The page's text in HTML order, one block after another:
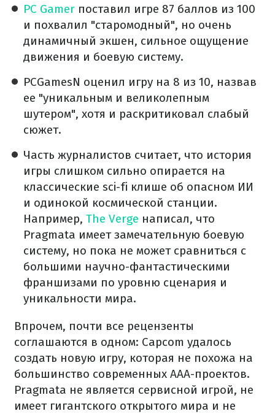
PC Gamer поставил игре 87 баллов из 100
и похвалил "старомодный", но очень
динамичный экшен, сильное ощущение
движения и боевую систему.
PCGamesN оценил игру на 8 из 10, назвав
ее "уникальным и великолепным
шутером", хотя и раскритиковал слабый
сюжет.
Часть журналистов считает, что история
игры слишком сильно опирается на
классические sci-fi клише об опасном ИИ
и одинокой космической станции.
Например, The Verge написал, что
Pragmata имеет замечательную боевую
систему, но пока не может сравниться с
большими научно-фантастическими
франшизами по уровню сценария и
уникальности мира.
Впрочем, почти все рецензенты
соглашаются в одном: Capcom удалось
создать новую игру, которая не похожа на
большинство современных AAA-проектов.
Pragmata не является сервисной игрой, не
имеет гигантского открытого мира и не